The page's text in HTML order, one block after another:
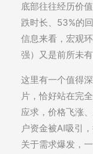
底部往往经历价
跌时长、53%的
信息来看，宏观
强）又是前所未有
这里有一个值得
片，恰好站在完
应求，价格飞涨
户资金被AI吸引
关于需求爆发，